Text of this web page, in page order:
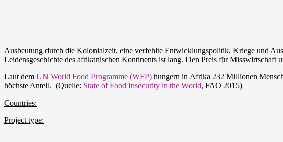
Ausbeutung durch die Kolonialzeit, eine verfehlte Entwicklungspolitik, Kriege und
Leidensgeschichte des afrikanischen Kontinents ist lang. Den Preis für Misswirtschaft
Laut dem UN World Food Programme (WFP) hungern in Afrika 232 Millionen
höchste Anteil. (Quelle: State of Food Insecurity in the World, FAO 2015)
Countries:
Project type: